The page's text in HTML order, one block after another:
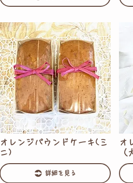
オレンジパウンドケーキ(ミ
ニ)
詳細を見る
オ
（